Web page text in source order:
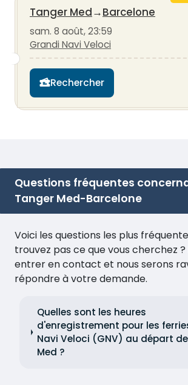
Tanger Med→Barcelone
sam. 8 août, 23:59
Grandi Navi Veloci
Rechercher
Questions fréquentes
Tanger Med-Barcelone
Voici les questions les plus
trouvez pas ce que vous cherchez ?
entrer en contact et nous serons
répondre à votre demande.
Quelles sont les heures
d'enregistrement pour les
Navi Veloci (GNV) au départ
Med ?